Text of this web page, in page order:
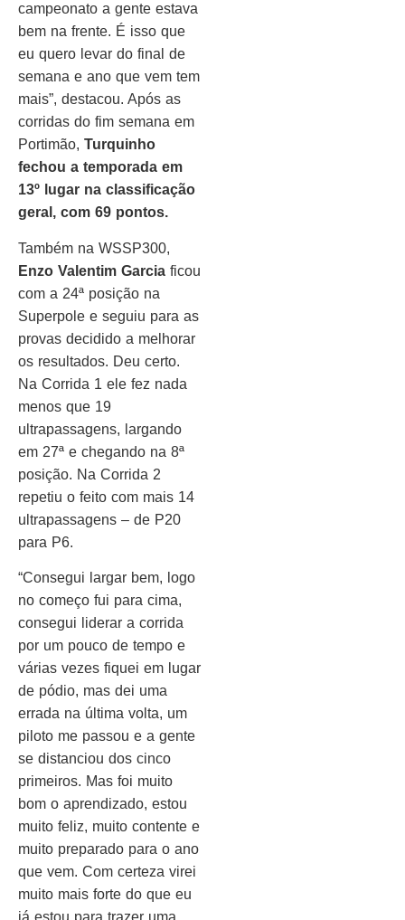
campeonato a gente estava
bem na frente. É isso que
eu quero levar do final de
semana e ano que vem tem
mais”, destacou. Após as
corridas do fim semana em
Portimão, Turquinho
fechou a temporada em
13º lugar na classificação
geral, com 69 pontos.
Também na WSSP300,
Enzo Valentim Garcia ficou
com a 24ª posição na
Superpole e seguiu para as
provas decidido a melhorar
os resultados. Deu certo.
Na Corrida 1 ele fez nada
menos que 19
ultrapassagens, largando
em 27ª e chegando na 8ª
posição. Na Corrida 2
repetiu o feito com mais 14
ultrapassagens – de P20
para P6.
“Consegui largar bem, logo
no começo fui para cima,
consegui liderar a corrida
por um pouco de tempo e
várias vezes fiquei em lugar
de pódio, mas dei uma
errada na última volta, um
piloto me passou e a gente
se distanciou dos cinco
primeiros. Mas foi muito
bom o aprendizado, estou
muito feliz, muito contente e
muito preparado para o ano
que vem. Com certeza virei
muito mais forte do que eu